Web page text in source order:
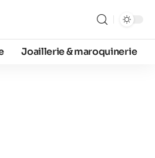
Joaillerie & maroquinerie